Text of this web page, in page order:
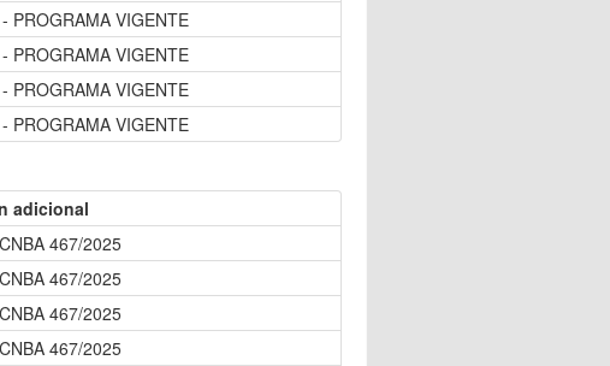
PROGRAMA VIGENTE
PROGRAMA VIGENTE
PROGRAMA VIGENTE
PROGRAMA VIGENTE
adicional
467/2025
467/2025
467/2025
467/2025